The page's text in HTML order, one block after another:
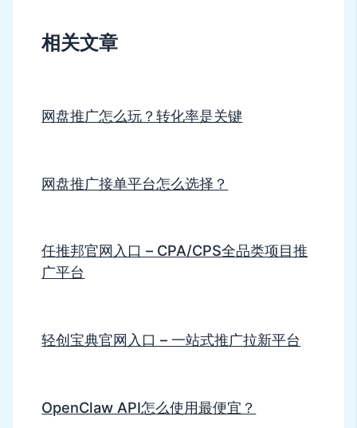
相关文章
网盘推广怎么玩？转化率是关键
网盘推广接单平台怎么选择？
任推邦官网入口 – CPA/CPS全品类项目推
广平台
轻创宝典官网入口 – 一站式推广拉新平台
OpenClaw API怎么使用最便宜？